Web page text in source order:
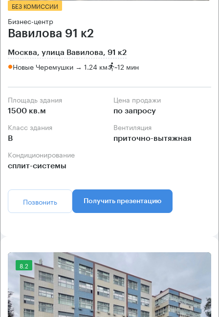
БЕЗ КОМИССИИ
Бизнес-центр
Вавилова 91 к2
Москва, улица Вавилова, 91 к2
Новые Черемушки → 1.24 км ~12 мин
Площадь здания
1500 кв.м
Цена продажи
по запросу
Класс здания
B
Вентиляция
приточно-вытяжная
Кондиционирование
сплит-системы
Позвонить Получить презентацию
8.2